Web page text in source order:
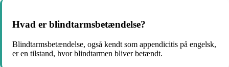
Hvad er blindtarmsbetændelse?
Blindtarmsbetændelse, også kendt som appendicitis på engelsk,
er en tilstand, hvor blindtarmen bliver betændt.